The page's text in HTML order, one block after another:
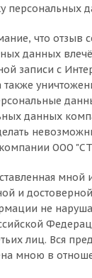
персональных
что отзыв
данных
записи с
также
данных
ООО
и
не
лиц. Вся
мною в